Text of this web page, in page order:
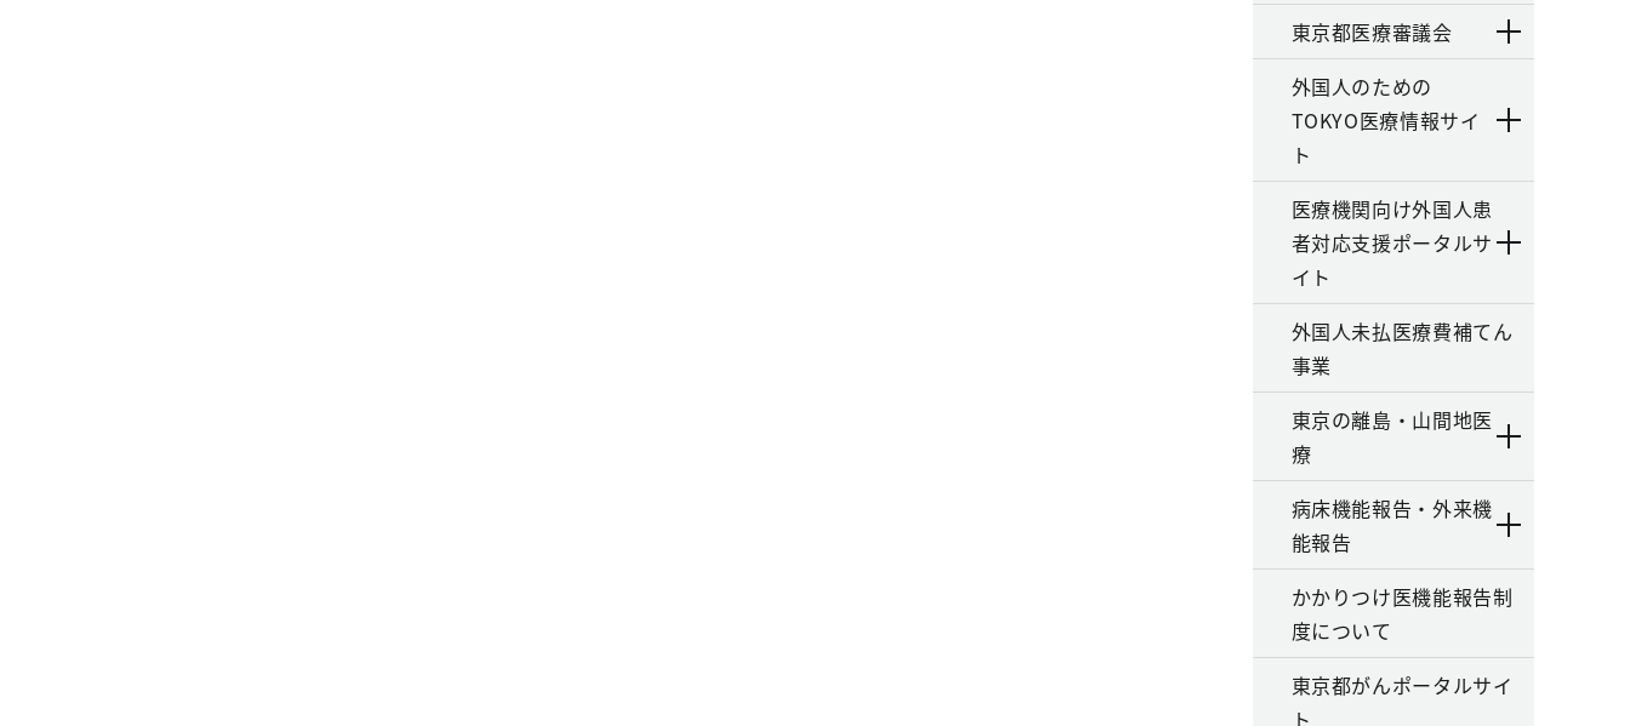
東京都医療審議会
外国人のための
TOKYO医療情報サイ
ト
医療機関向け外国人患
者対応支援ポータルサ
イト
外国人未払医療費補てん
事業
東京の離島・山間地医
療
病床機能報告・外来機
能報告
かかりつけ医機能報告制
度について
東京都がんポータルサイ
ト